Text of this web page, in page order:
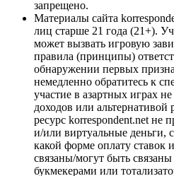
запрещено.
Материалы сайта
лиц старше 21 года (21+).
может вызвать игровую
правила (принципы)
обнаружении первых
немедленно обратитесь к
участие в азартных играх
доходов или
ресурс korrespondent.net не
и/или виртуальные деньги,
какой форме оплату ставок
связаны/могут быть
букмекерами или